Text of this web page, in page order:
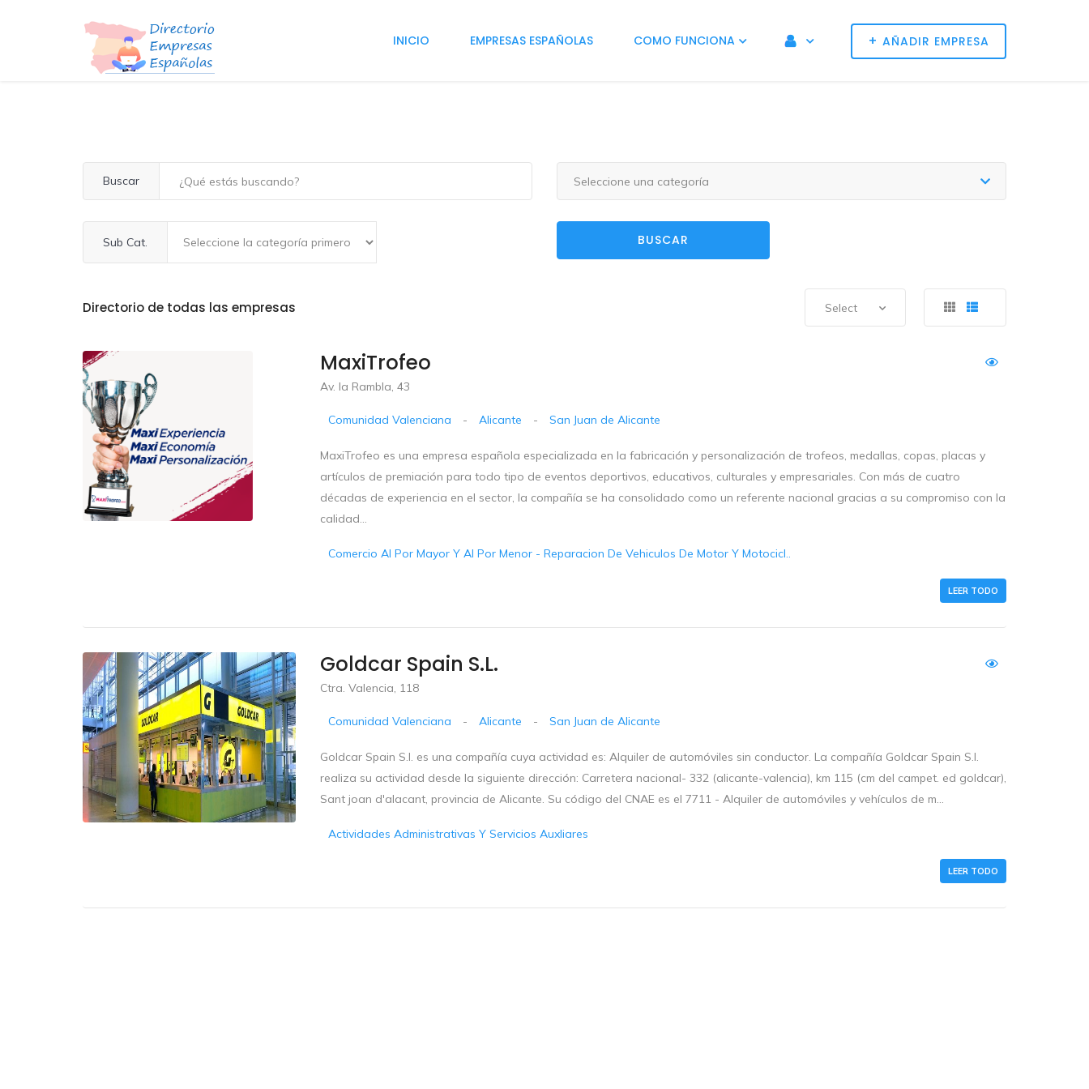
+ AÑADIR EMPRESA
INICIO EMPRESAS ESPAÑOLAS COMO FUNCIONA
Buscar Seleccione una categoría
Sub Cat. BUSCAR
Directorio de todas las empresas Select
MaxiTrofeo
Av. la Rambla, 43
Comunidad Valenciana - Alicante - San Juan de Alicante
MaxiTrofeo es una empresa española especializada en la fabricación y personalización de trofeos, medallas, copas, placas y
artículos de premiación para todo tipo de eventos deportivos, educativos, culturales y empresariales. Con más de cuatro
décadas de experiencia en el sector, la compañía se ha consolidado como un referente nacional gracias a su compromiso con la
calidad...
Comercio Al Por Mayor Y Al Por Menor - Reparacion De Vehiculos De Motor Y Motocicl..
LEER TODO
Goldcar Spain S.l.
Ctra. Valencia, 118
Comunidad Valenciana - Alicante - San Juan de Alicante
Goldcar Spain S.l. es una compañía cuya actividad es: Alquiler de automóviles sin conductor. La compañía Goldcar Spain S.l.
realiza su actividad desde la siguiente dirección: Carretera nacional- 332 (alicante-valencia), km 115 (cm del campet. ed goldcar),
Sant joan d'alacant, provincia de Alicante. Su código del CNAE es el 7711 - Alquiler de automóviles y vehículos de m...
Actividades Administrativas Y Servicios Auxliares
LEER TODO